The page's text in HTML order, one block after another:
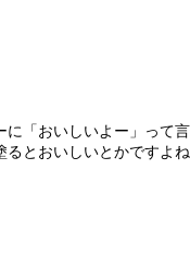
「おいしいよー」って
とおいしいとかですよ